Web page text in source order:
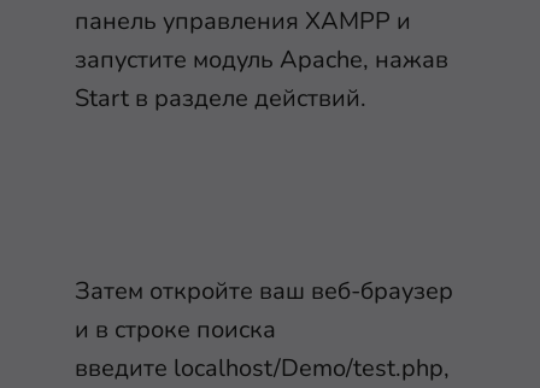
панель управления XAMPP и
запустите модуль Apache, нажав
Start в разделе действий.
Затем откройте ваш веб-браузер
и в строке поиска
введите localhost/Demo/test.php,